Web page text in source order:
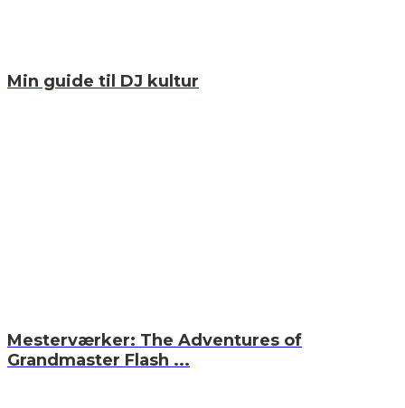
Min guide til DJ kultur
Mesterværker: The Adventures of
Grandmaster Flash ...